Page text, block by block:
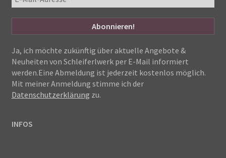
Ja, ich möchte zukünftig über aktuelle Angebote &
Neuheiten von Schleiferlwerk per E-Mail informiert
werden.Eine Abmeldung ist jederzeit kostenlos möglich.
Mit meiner Anmeldung stimme ich der
Datenschutzerklärung zu.
INFOS